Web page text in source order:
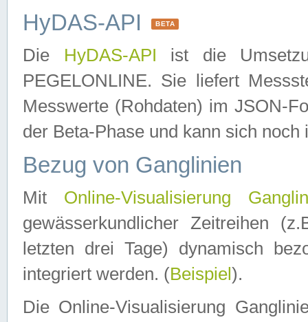
HyDAS-API BETA
Die HyDAS-API ist die
PEGELONLINE. Sie liefert
Messwerte (Rohdaten) im JSON-
der Beta-Phase und kann sich noch
Bezug von Ganglinien
Mit Online-Visualisierung
gewässerkundlicher Zeitreihen
letzten drei Tage) dynamisch
integriert werden. (Beispiel ).
Die Online-Visualisierung